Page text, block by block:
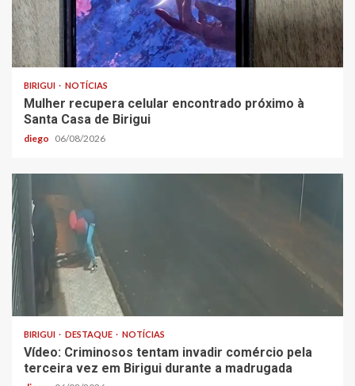
BIRIGUI NOTÍCIAS
Mulher recupera celular encontrado próximo à
Santa Casa de Birigui
diego 06/08/2026
BIRIGUI DESTAQUE NOTÍCIAS
Vídeo: Criminosos tentam invadir comércio pela
terceira vez em Birigui durante a madrugada